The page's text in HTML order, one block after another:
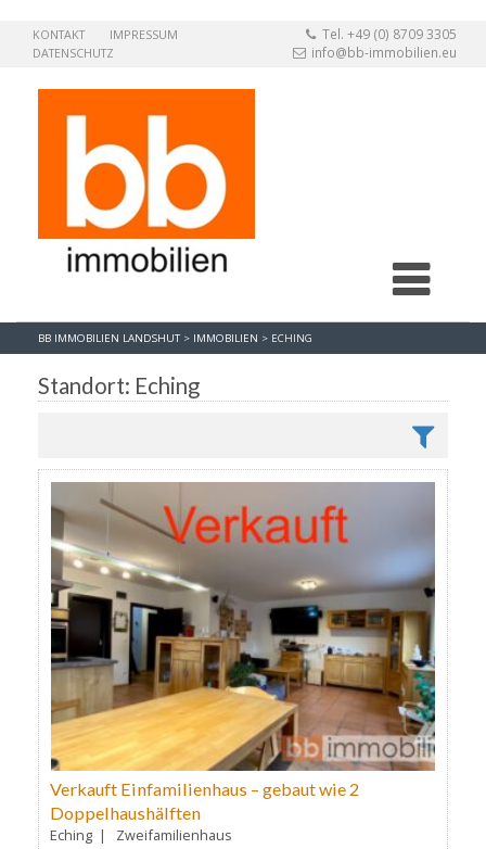
KONTAKT
IMPRESSUM
DATENSCHUTZ
Tel. +49 (0) 8709 3305
info@bb-immobilien.eu
BB IMMOBILIEN LANDSHUT > IMMOBILIEN > ECHING
Standort: Eching
Verkauft Einfamilienhaus – gebaut wie 2
Doppelhaushälften
Eching | Zweifamilienhaus